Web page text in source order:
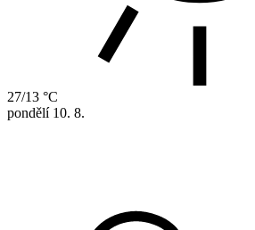
27/13 °C
pondělí 10. 8.